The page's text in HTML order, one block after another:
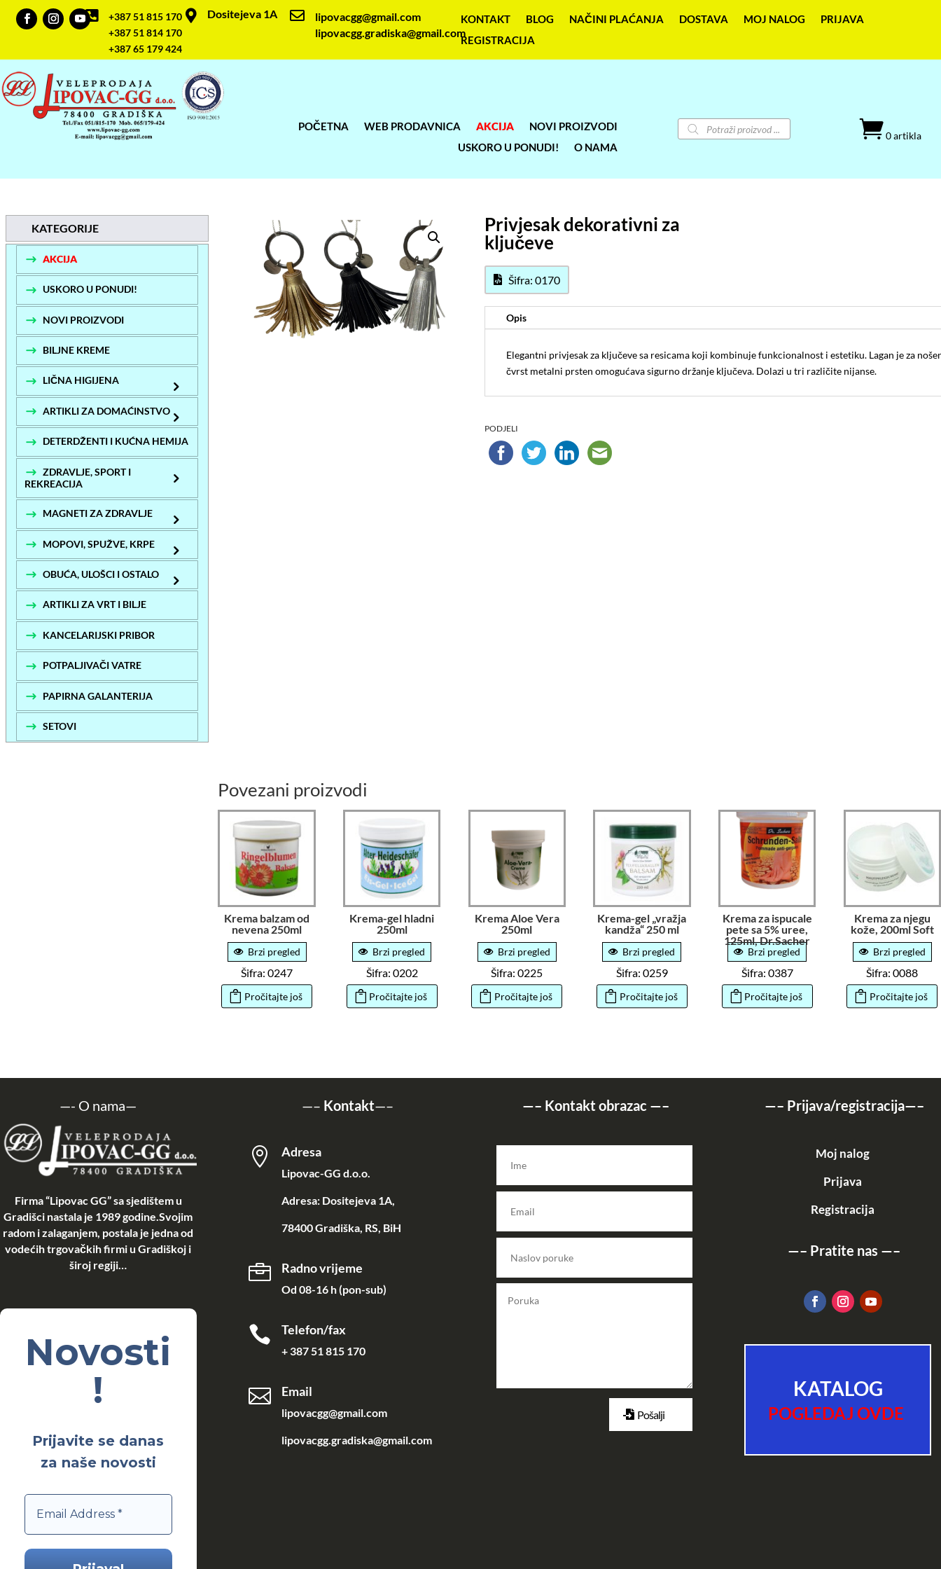

+387 51 815 170
+387 51 814 170
+387 65 179 424
 Dositejeva 1A 
lipovacgg@gmail.com
lipovacgg.gradiska@gmail.com
KONTAKT BLOG NAČINI PLAĆANJA DOSTAVA MOJ NALOG
PRIJAVA
REGISTRACIJA
POČETNA WEB PRODAVNICA AKCIJA
NOVI PROIZVODI
USKORO U PONUDI!
O NAMA
Products
search
0 artikla
KATEGORIJE
AKCIJA
USKORO U PONUDI!
NOVI PROIZVODI
BILJNE KREME
LIČNA HIGIJENA
ARTIKLI ZA DOMAĆINSTVO
DETERDŽENTI I KUĆNA HEMIJA
ZDRAVLJE, SPORT I
REKREACIJA
MAGNETI ZA ZDRAVLJE
MOPOVI, SPUŽVE, KRPE
OBUĆA, ULOŠCI I OSTALO
ARTIKLI ZA VRT I BILJE
KANCELARIJSKI PRIBOR
POTPALJIVAČI VATRE
PAPIRNA GALANTERIJA
SETOVI
Privjesak dekorativni za
ključeve
Šifra: 0170
Opis
Elegantni privjesak za ključeve sa resicama koji kombinuje funkcionalnost i estetiku. Lagan je za
čvrst metalni prsten omogućava sigurno držanje ključeva. Dolazi u tri različite nijanse.
PODJELI
Povezani proizvodi
Krema balzam od
nevena 250ml
Brzi pregled
Šifra: 0247
Pročitajte još
Krema-gel hladni
250ml
Brzi pregled
Šifra: 0202
Pročitajte još
Krema Aloe Vera
250ml
Brzi pregled
Šifra: 0225
Pročitajte još
Krema-gel „vražja
kandža“ 250 ml
Brzi pregled
Šifra: 0259
Pročitajte još
Krema za ispucale
pete sa 5% uree,
125ml, Dr.Sacher
Brzi pregled
Šifra: 0387
Pročitajte još
Krema za njegu
kože, 200ml Soft
Brzi pregled
Šifra: 0088
Pročitajte još
—- O nama—
Firma “Lipovac GG” sa sjedištem u
Gradišci nastala je 1989 godine.Svojim
radom i zalaganjem, postala je jedna od
vodećih trgovačkih firmi u Gradiškoj i
široj regiji…
Novosti
!
Prijavite se danas
za naše novosti
—– Kontakt—–
 Adresa
Lipovac-GG d.o.o.
Adresa: Dositejeva 1A,
78400 Gradiška, RS, BiH
 Radno vrijeme
Od 08-16 h (pon-sub)
 Telefon/fax
+ 387 51 815 170
 Email
lipovacgg@gmail.com
lipovacgg.gradiska@gmail.com
—– Kontakt obrazac —–
Pošalji
—– Prijava/registracija—–
Moj nalog
Prijava
Registracija
—– Pratite nas —–
KATALOG
POGLEDAJ OVDE